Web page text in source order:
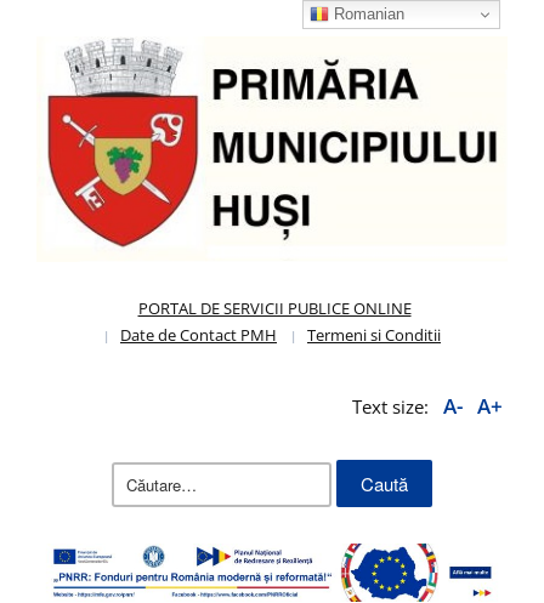
PORTAL DE SERVICII PUBLICE ONLINE
Date de Contact PMH
Termeni si Conditii
Text size: A- A+
Caută
Romanian